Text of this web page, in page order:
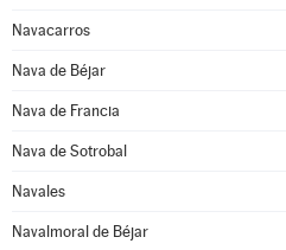
Navacarros
Nava de Béjar
Nava de Francia
Nava de Sotrobal
Navales
Navalmoral de Béjar